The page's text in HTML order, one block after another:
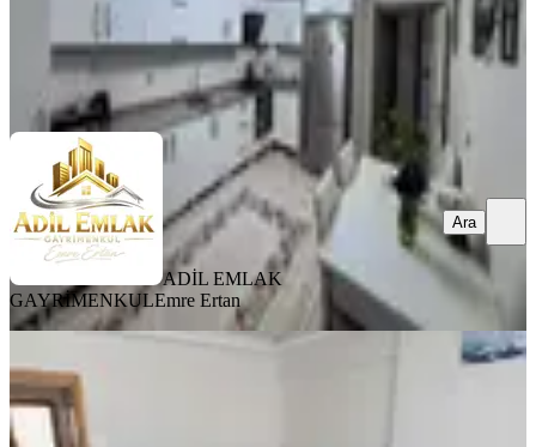
ADİL EMLAK GAYRİMENKULEmre Ertan
ADİL EMLAK
GAYRİMENKULEmre Ertan
Ara
Sürsürü De Merkezi Konumda 3+1